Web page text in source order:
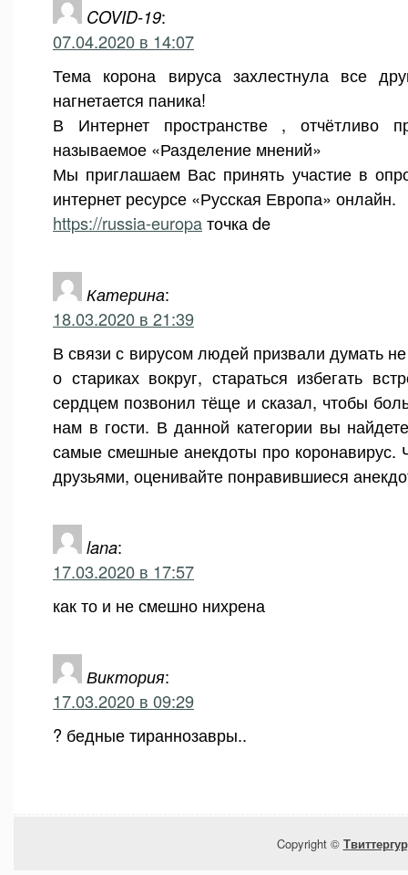
COVID-19:
07.04.2020 в 14:07
Тема корона вируса захлестнула все
нагнетается паника!
В Интернет пространстве , отчётливо
называемое «Разделение мнений»
Мы приглашаем Вас принять участие в
интернет ресурсе «Русская Европа» онлайн.
https://russia-europaточка de
Катерина:
18.03.2020 в 21:39
В связи с вирусом людей призвали думать
о стариках вокруг, стараться избегать
сердцем позвонил тёще и сказал, чтобы
нам в гости. В данной категории вы
самые смешные анекдоты про коронавирус.
друзьями, оценивайте понравившиеся
lana:
17.03.2020 в 17:57
как то и не смешно нихрена
Виктория:
17.03.2020 в 09:29
? бедные тираннозавры..
Copyright ©